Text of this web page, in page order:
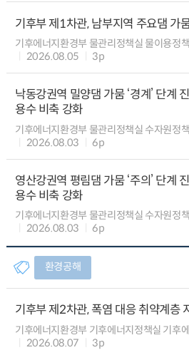
기후부 제1차관, 남부지역 주요댐 가
기후에너지환경부 물관리정책실 물이용정
2026.08.05
3p
낙동강권역 밀양댐 가뭄 ‘경계’ 단계
용수 비축 강화
기후에너지환경부 물관리정책실 수자원정
2026.08.03
6p
영산강권역 평림댐 가뭄 ‘주의’ 단계
용수 비축 강화
기후에너지환경부 물관리정책실 수자원정
2026.08.03
6p
환경공해
기후부 제2차관, 폭염 대응 취약계층
기후에너지환경부 기후에너지정책실 기후
2026.08.07
3p